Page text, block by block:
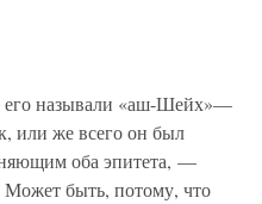
называли «аш-Шейх»—
или же всего он был
оба эпитета, —
быть, потому, что